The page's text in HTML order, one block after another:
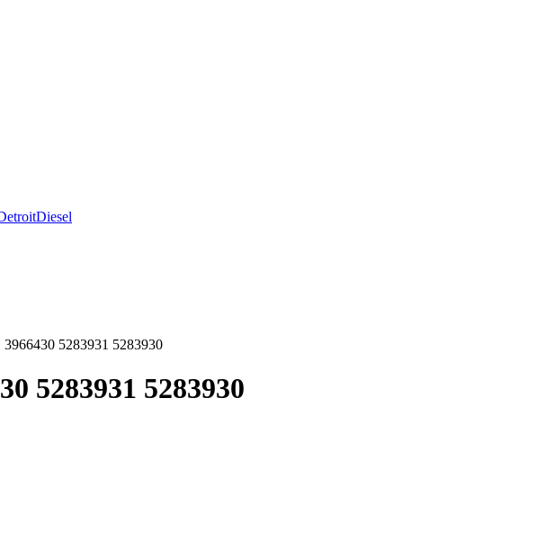
5283931 5283930
5283931 5283930